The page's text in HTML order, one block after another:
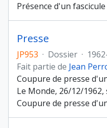
Présence d'un
Presse
JP953 · Dossier ·
Fait partie de Jean
Coupure de presse
Le Monde, 26/12/
Coupure de presse